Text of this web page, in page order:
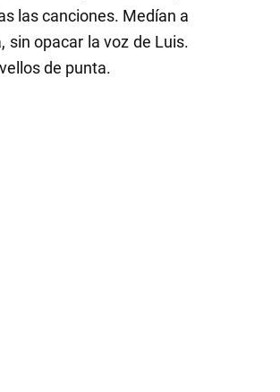
las canciones. Medían a
sin opacar la voz de Luis.
de punta.